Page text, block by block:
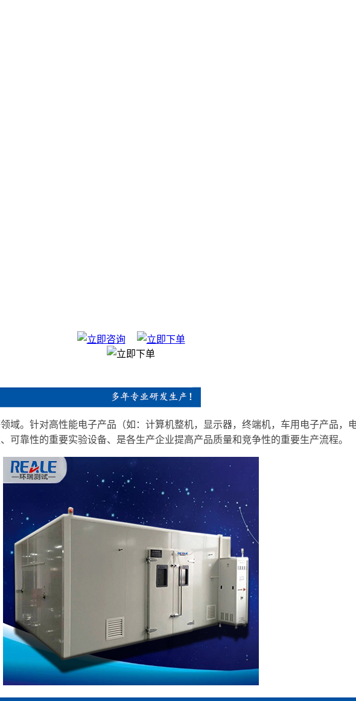
域。针对高性能电子产品（如：计算机整机，显示器，终端机，车用电子产品，
靠性的重要实验设备、是各生产企业提高产品质量和竞争性的重要生产流程。